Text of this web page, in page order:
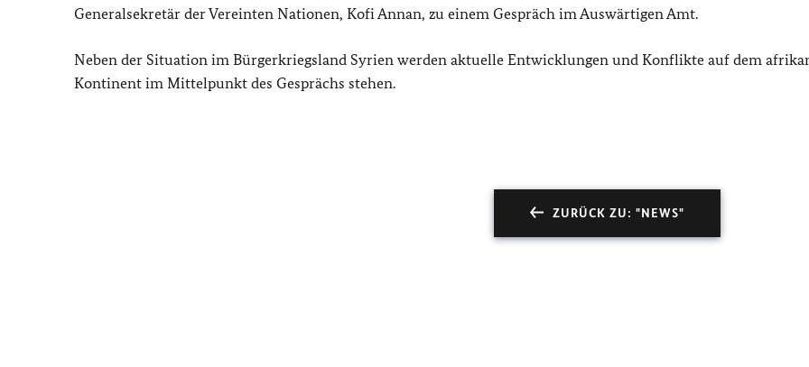
Generalsekretär der Vereinten Nationen, Kofi Annan, zu einem Gespräch im Auswärtigen Amt.
Neben der Situation im Bürgerkriegsland Syrien werden aktuelle Entwicklungen und Konflikte auf dem
Kontinent im Mittelpunkt des Gesprächs stehen.
ZURÜCK ZU: "NEWS"